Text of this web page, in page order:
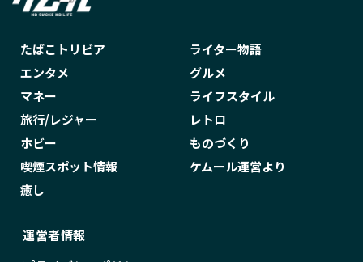
たばこトリビア
ライター物語
エンタメ
グルメ
マネー
ライフスタイル
旅行/レジャー
レトロ
ホビー
ものづくり
喫煙スポット情報
ケムール運営より
癒し
運営者情報